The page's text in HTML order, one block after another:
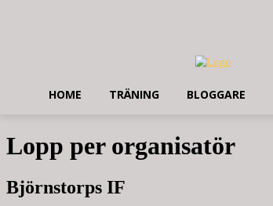
HOME TRÄNING BLOGGARE
Lopp per organisatör
Björnstorps IF